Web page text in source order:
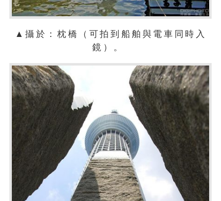
▲攝於：枕橋（可拍到船舶與電車同時入
鏡）。